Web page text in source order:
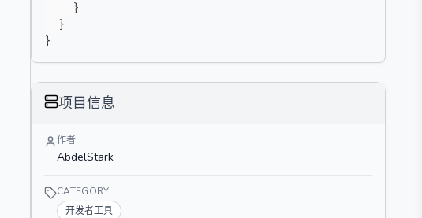
}
}
}
项目信息
作者
AbdelStark
CATEGORY
开发者工具